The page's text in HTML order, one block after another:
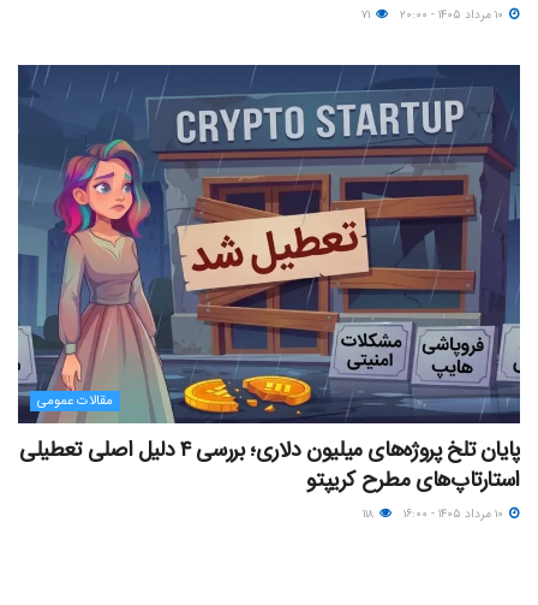
مقالات عمومی
پایان تلخ پروژه‌های میلیون دلاری؛ بررسی ۴ دلیل اصلی تعطیلی
استارتاپ‌های مطرح کریپتو